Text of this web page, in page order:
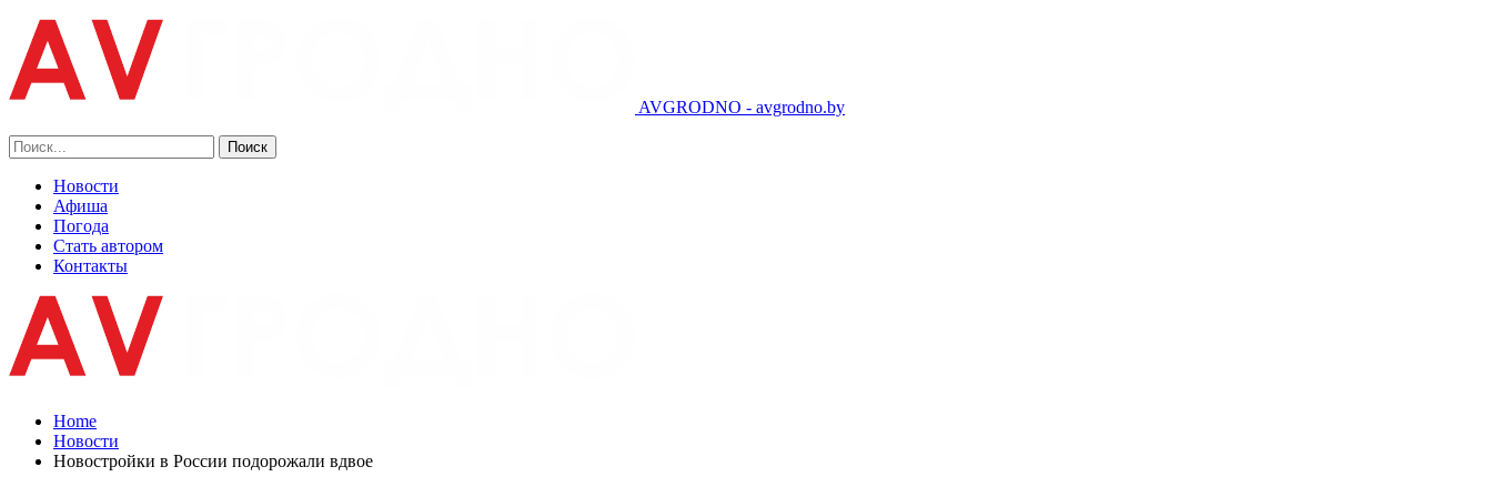
AVGRODNO - avgrodno.by
Новости
Афиша
Погода
Стать автором
Контакты
Home
Новости
Новостройки в России подорожали вдвое